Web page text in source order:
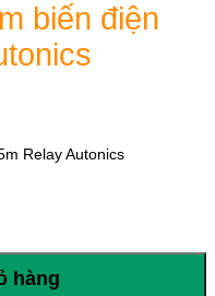
biến điện
Relay Autonics
hàng